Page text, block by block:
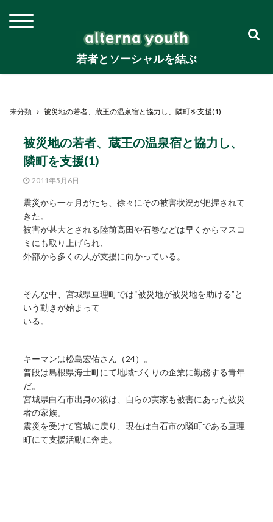
若者とソーシャルを結ぶ
未分類 被災地の若者、蔵王の温泉宿と協力し、隣町を支援(1)
被災地の若者、蔵王の温泉宿と協力し、
隣町を支援(1)
2011年5月6日
震災から一ヶ月がたち、徐々にその被害状況が把握されて
きた。
被害が甚大とされる陸前高田や石巻などは早くからマスコ
ミにも取り上げられ、
外部から多くの人が支援に向かっている。
そんな中、宮城県亘理町では“被災地が被災地を助ける”と
いう動きが始まって
いる。
キーマンは松島宏佑さん（24）。
普段は島根県海士町にて地域づくりの企業に勤務する青年
だ。
宮城県白石市出身の彼は、自らの実家も被害にあった被災
者の家族。
震災を受けて宮城に戻り、現在は白石市の隣町である亘理
町にて支援活動に奔走。